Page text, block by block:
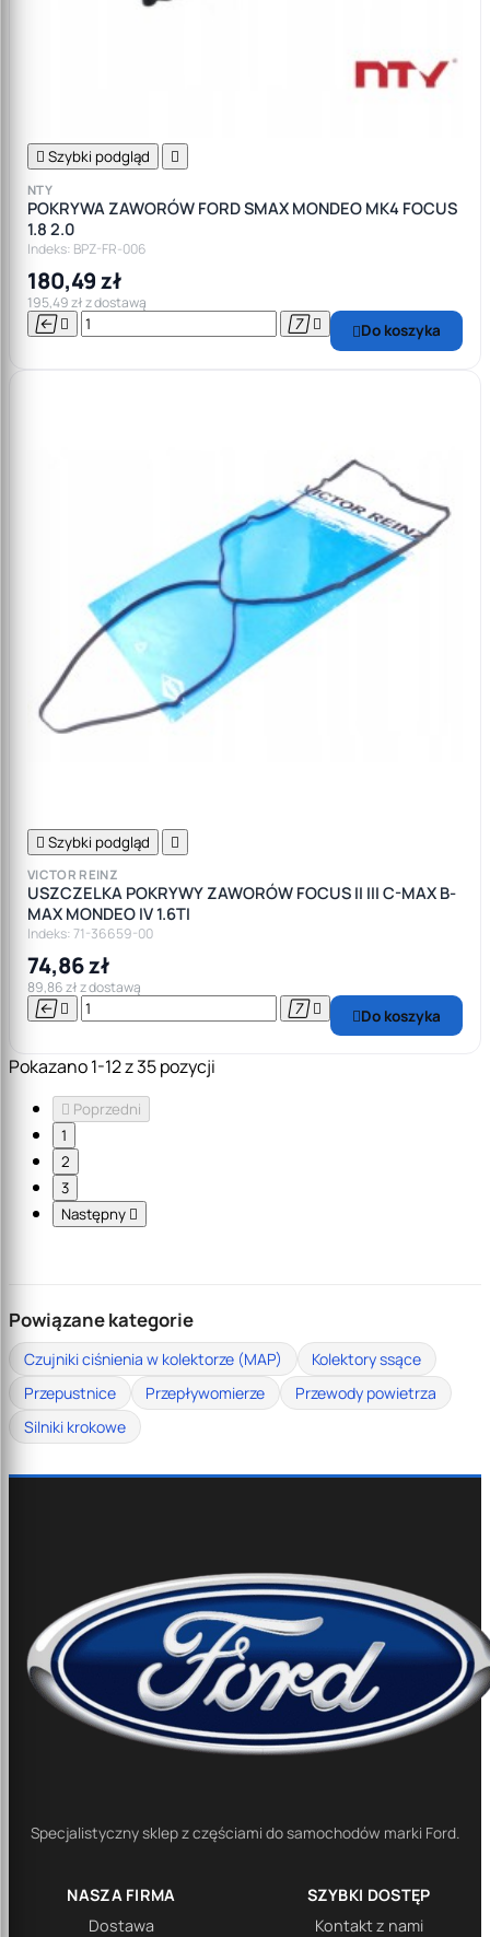
 Szybki podgląd 
NTY
POKRYWA ZAWORÓW FORD SMAX MONDEO MK4 FOCUS
1.8 2.0
Indeks: BPZ-FR-006
180,49 zł
195,49 zł z dostawą
    Do koszyka
 Szybki podgląd 
VICTOR REINZ
USZCZELKA POKRYWY ZAWORÓW FOCUS II III C-MAX B-
MAX MONDEO IV 1.6TI
Indeks: 71-36659-00
74,86 zł
89,86 zł z dostawą
    Do koszyka
Pokazano 1-12 z 35 pozycji
 Poprzedni
1
2
3
Następny 
Powiązane kategorie
Czujniki ciśnienia w kolektorze (MAP)
Kolektory ssące
Przepustnice
Przepływomierze
Przewody powietrza
Silniki krokowe
Specjalistyczny sklep z częściami do samochodów marki Ford.
NASZA FIRMA
Dostawa
SZYBKI DOSTĘP
Kontakt z nami